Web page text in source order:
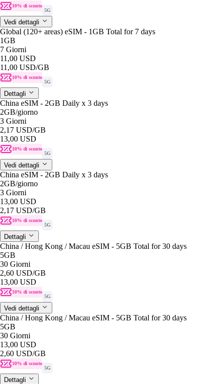
10% di sconto
5G
Vedi dettagli
Global (120+ areas) eSIM - 1GB Total for 7 days
1GB
7 Giorni
11,00 USD
11,00 USD/GB
10% di sconto
5G
Dettagli
China eSIM - 2GB Daily x 3 days
2GB/giorno
3 Giorni
2,17 USD/GB
13,00 USD
10% di sconto
5G
Vedi dettagli
China eSIM - 2GB Daily x 3 days
2GB/giorno
3 Giorni
13,00 USD
2,17 USD/GB
10% di sconto
5G
Dettagli
China / Hong Kong / Macau eSIM - 5GB Total for 30 days
5GB
30 Giorni
2,60 USD/GB
13,00 USD
10% di sconto
5G
Vedi dettagli
China / Hong Kong / Macau eSIM - 5GB Total for 30 days
5GB
30 Giorni
13,00 USD
2,60 USD/GB
10% di sconto
5G
Dettagli